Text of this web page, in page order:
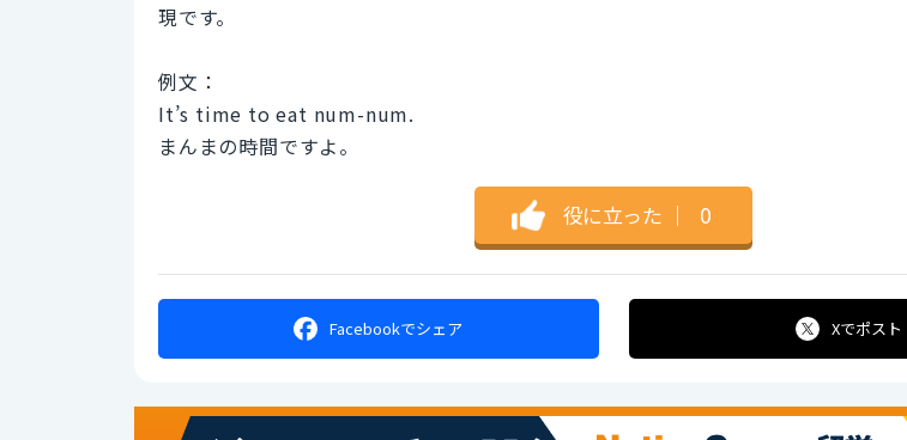
現です。
例文：
It’s time to eat num-num.
まんまの時間ですよ。
役に立った ｜ 0
Facebookでシェア Xでポスト